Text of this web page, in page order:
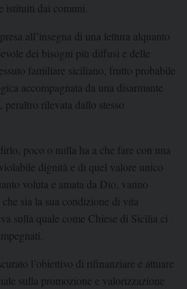
istituiti dai comuni.
all’insegna di una lettura alquanto
dei bisogni più diffusi e delle
familiare siciliano, frutto probabile
accompagnata da una disarmante
rilevata dallo stesso
poco o nulla ha a che fare con una
dignità e di quel valore unico
voluta e amata da Dio, vanno
sia la sua condizione di vita
sulla quale come Chiese di Sicilia ci
l’obiettivo di rifinanziare e attuare
sulla promozione e valorizzazione